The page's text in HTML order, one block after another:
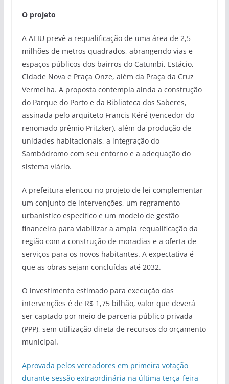
O projeto
A AEIU prevê a requalificação de uma área de 2,5
milhões de metros quadrados, abrangendo vias e
espaços públicos dos bairros do Catumbi, Estácio,
Cidade Nova e Praça Onze, além da Praça da Cruz
Vermelha. A proposta contempla ainda a construção
do Parque do Porto e da Biblioteca dos Saberes,
assinada pelo arquiteto Francis Kéré (vencedor do
renomado prêmio Pritzker), além da produção de
unidades habitacionais, a integração do
Sambódromo com seu entorno e a adequação do
sistema viário.
A prefeitura elencou no projeto de lei complementar
um conjunto de intervenções, um regramento
urbanístico específico e um modelo de gestão
financeira para viabilizar a ampla requalificação da
região com a construção de moradias e a oferta de
serviços para os novos habitantes. A expectativa é
que as obras sejam concluídas até 2032.
O investimento estimado para execução das
intervenções é de R$ 1,75 bilhão, valor que deverá
ser captado por meio de parceria público-privada
(PPP), sem utilização direta de recursos do orçamento
municipal.
Aprovada pelos vereadores em primeira votação
durante sessão extraordinária na última terça-feira